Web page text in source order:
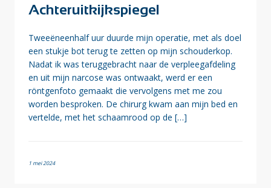
Achteruitkijkspiegel
Tweeëneenhalf uur duurde mijn operatie, met als doel
een stukje bot terug te zetten op mijn schouderkop.
Nadat ik was teruggebracht naar de verpleegafdeling
en uit mijn narcose was ontwaakt, werd er een
röntgenfoto gemaakt die vervolgens met me zou
worden besproken. De chirurg kwam aan mijn bed en
vertelde, met het schaamrood op de […]
1 mei 2024